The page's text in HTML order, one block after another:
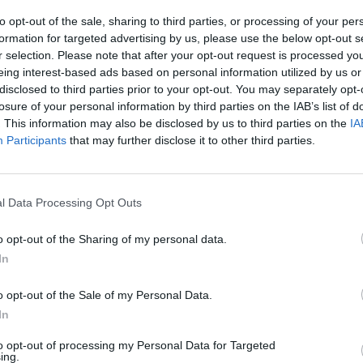
opt-out of the sale, sharing to third parties, or processing of your
for targeted advertising by us, please use the below opt-out
selection. Please note that after your opt-out request is processed
interest-based ads based on personal information utilized by us
to third parties prior to your opt-out. You may separately
of your personal information by third parties on the IAB’s list of
This information may also be disclosed by us to third parties on the
Participants that may further disclose it to other third parties.
Data Processing Opt Outs
opt-out of the Sharing of my personal data.
opt-out of the Sale of my Personal Data.
opt-out of processing my Personal Data for Targeted
na autora
to považujete za vhodné, uvést vaši profesi či oblast zájmu, pokud
souvisí s vaším názorem. Pokud toto políčko nevyplníte, bude v
uvedeno, že "Autor je čtenář Ekolistu.cz".
text
(včetně anotace) vkládaný jako prostý text nebo jako HTML kód